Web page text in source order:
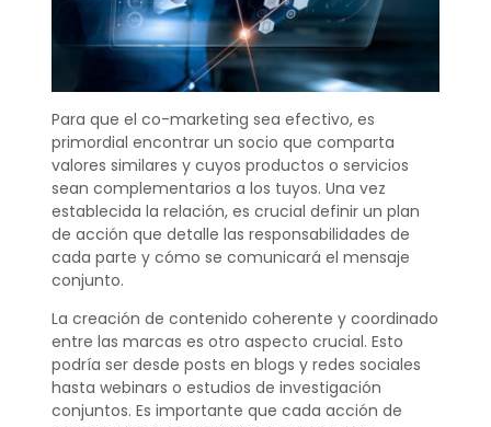
Para que el co-marketing sea efectivo, es
primordial encontrar un socio que comparta
valores similares y cuyos productos o servicios
sean complementarios a los tuyos. Una vez
establecida la relación, es crucial definir un plan
de acción que detalle las responsabilidades de
cada parte y cómo se comunicará el mensaje
conjunto.
La creación de contenido coherente y coordinado
entre las marcas es otro aspecto crucial. Esto
podría ser desde posts en blogs y redes sociales
hasta webinars o estudios de investigación
conjuntos. Es importante que cada acción de